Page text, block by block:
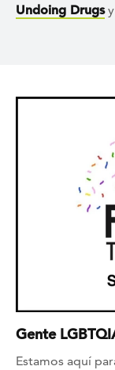
Undoing Drugsy
Gente
Estamos aquí